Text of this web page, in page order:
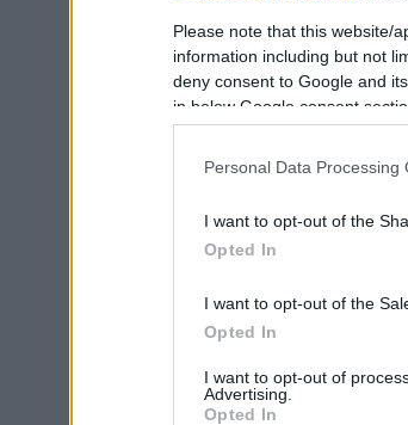
Please note that this website/
information including but not
deny consent to Google and
in below Google consent
Personal Data Processing
I want to opt-out of the
Opted In
I want to opt-out of the
Opted In
I want to opt-out of
Advertising.
Opted In